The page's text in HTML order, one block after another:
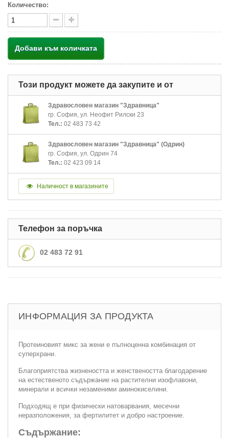
Количество:
Добави към количката
Този продукт можете да закупите и от
Здравословен магазин "Здравница"
гр. София, ул. Неофит Рилски 23
Тел.: 02 483 73 42
Здравословен магазин "Здравница" (Одрин)
гр. София, ул. Одрин 74
Тел.: 02 423 09 14
Наличност в магазините
Телефон за поръчка
02 483 72 91
ИНФОРМАЦИЯ ЗА ПРОДУКТА
Протеиновият микс за жени е пълноценна комбинация от
суперхрани.
Благоприятства жизнеността и женствеността благодарение
на естественото съдържание на растителни изофлавони,
минерали и всички незаменими аминокиселини.
Подходящ е при физически натоварвания, месечни
неразположения, за фертилитет и добро настроение.
Съдържание: